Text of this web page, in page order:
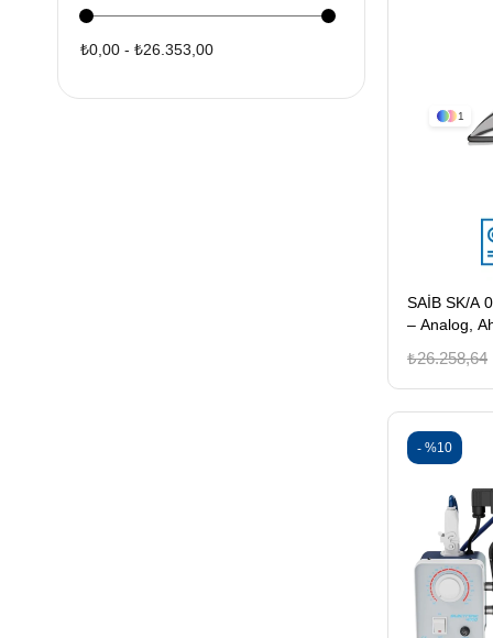
₺0,00 - ₺26.353,00
1
SAİB SK/A
– Analog,
₺26.258,64
%10